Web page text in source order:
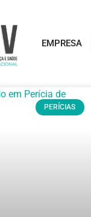
EMPRESA
PERÍCIAS